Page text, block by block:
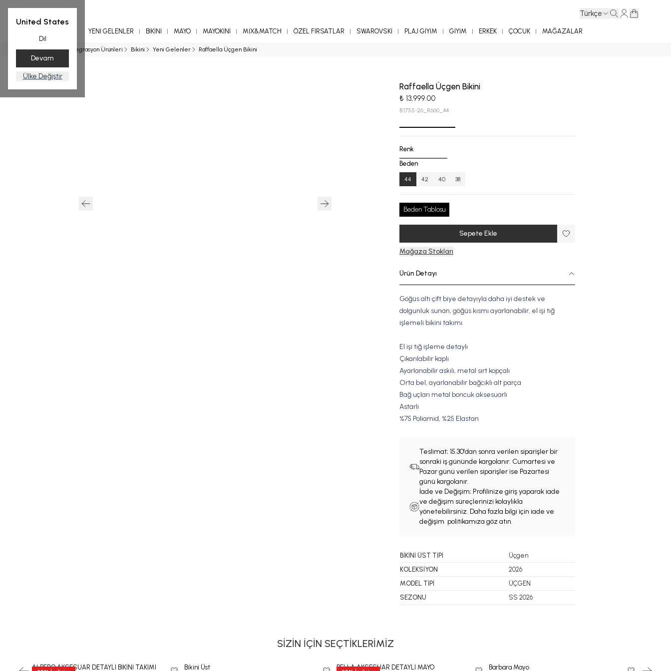
United States
Dil
Devam
Ülke Değiştir
Türkçe
YENİ GELENLER BİKİNİ MAYO MAYOKİNİ MİX&MATCH ÖZEL FIRSATLAR SWAROVSKİ PLAJ GİYİM GİYİM ERKEK ÇOCUK MAĞAZALAR
Ana Sayfa Entegrasyon Ürünleri Bikini Yeni Gelenler Raffaella Üçgen Bikini
Raffaella Üçgen Bikini
₺ 13,999.00
B.1755-26_R660_44
Renk
Beden
44 42 40 38
Beden Tablosu
Sepete Ekle
Mağaza Stokları
Ürün Detayı
Göğüs altı çift biye detayıyla daha iyi destek ve
dolgunluk sunan, göğüs kısmı ayarlanabilir, el işi tığ
işlemeli bikini takımı.
El işi tığ işleme detaylı
Çıkarılabilir kaplı
Ayarlanabilir askılı, metal sırt kopçalı
Orta bel, ayarlanabilir bağcıklı alt parça
Bağ uçları metal boncuk aksesuarlı
Astarlı
%75 Poliamid, %25 Elastan
Teslimat; 15.30'dan sonra verilen siparişler bir
sonraki iş gününde kargolanır. Cumartesi ve
Pazar günü verilen siparişler ise Pazartesi
günü kargolanır.
İade ve Değişim; Profilinize giriş yaparak iade
ve değişim süreçlerinizi kolaylıkla
yönetebilirsiniz. Daha fazla bilgi için iade ve
değişim politikamıza göz atın.
BİKİNİ ÜST TİPİ
Üçgen
KOLEKSİYON
2026
MODEL TİPİ
ÜÇGEN
SEZONU
SS 2026
SİZİN İÇİN SEÇTİKLERİMİZ
ALBERO AKSESUAR DETAYLI BİKİNİ TAKIMI
Bikini Üst
BELLA AKSESUAR DETAYLI MAYO
Barbara Mayo